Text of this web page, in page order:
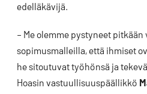
edelläkävijä.
– Me olemme pystyneet
sopimusmalleilla, että ihmiset
he sitoutuvat työhönsä ja
Hoasin vastuullisuuspäällikkö